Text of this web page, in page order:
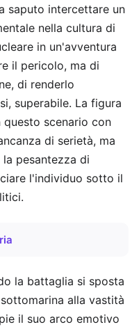
saputo intercettare un
nella cultura di
in un'avventura
il pericolo, ma di
di renderlo
superabile. La figura
scenario con
di serietà, ma
pesantezza di
l'individuo sotto il
la battaglia si sposta
alla vastità
il suo arco emotivo